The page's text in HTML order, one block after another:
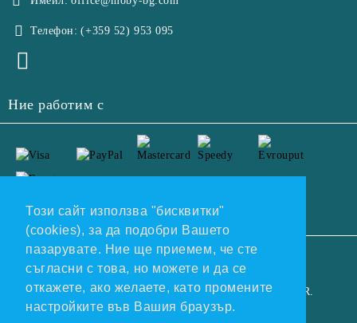
Този сайт използва "бисквитки"
(cookies), за да подобри Вашето
пазарувате. Ние ще приемем, че сте
съгласни с това, но можете и да се
откажете, ако желаете, като промените
настройките във Вашия браузър.
Телефон: (+359 52) 953 095
Ние работим с
Нашият онлайн магазин е 100% съобразен с GDPR.
Прочетете нашата политика